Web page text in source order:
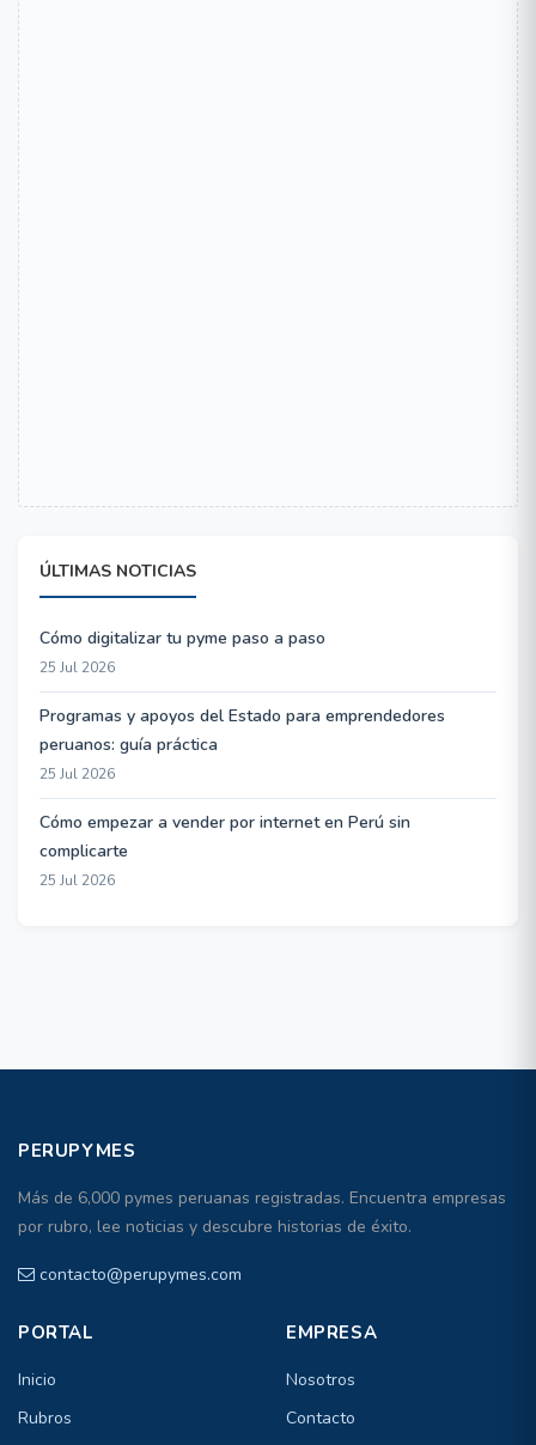
ÚLTIMAS NOTICIAS
Cómo digitalizar tu pyme paso a paso
25 Jul 2026
Programas y apoyos del Estado para emprendedores
peruanos: guía práctica
25 Jul 2026
Cómo empezar a vender por internet en Perú sin
complicarte
25 Jul 2026
PERUPYMES
Más de 6,000 pymes peruanas registradas. Encuentra empresas
por rubro, lee noticias y descubre historias de éxito.
contacto@perupymes.com
PORTAL
Inicio
Rubros
EMPRESA
Nosotros
Contacto